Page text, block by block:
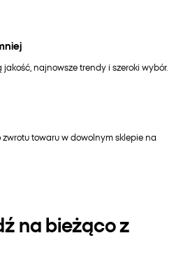
najnowsze trendy i szeroki wybór.
towaru w dowolnym sklepie na
na bieżąco z